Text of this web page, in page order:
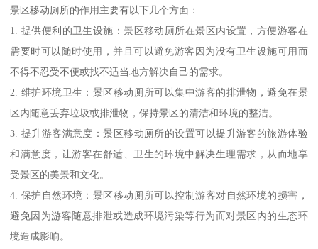
景区移动厕所的作用主要有以下几个方面：
1. 提供便利的卫生设施：景区移动厕所在景区内设置，方便游客在
需要时可以随时使用，并且可以避免游客因为没有卫生设施可用而
不得不忍受不便或找不适当地方解决自己的需求。
2. 维护环境卫生：景区移动厕所可以集中游客的排泄物，避免在景
区内随意丢弃垃圾或排泄物，保持景区的清洁和环境的整洁。
3. 提升游客满意度：景区移动厕所的设置可以提升游客的旅游体验
和满意度，让游客在舒适、卫生的环境中解决生理需求，从而地享
受景区的美景和文化。
4. 保护自然环境：景区移动厕所可以控制游客对自然环境的损害，
避免因为游客随意排泄或造成环境污染等行为而对景区内的生态环
境造成影响。